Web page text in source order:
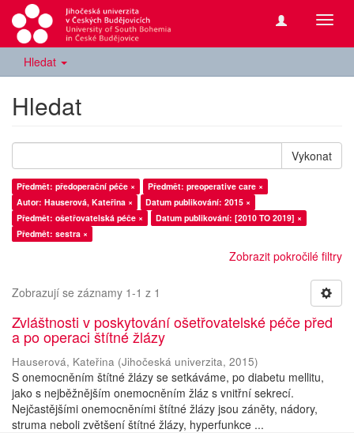
Hledat
Hledat
Vykonat
Předmět: předoperační péče ×
Předmět: preoperative care ×
Autor: Hauserová, Kateřina ×
Datum publikování: 2015 ×
Předmět: ošetřovatelská péče ×
Datum publikování: [2010 TO 2019] ×
Předmět: sestra ×
Zobrazit pokročilé filtry
Zobrazují se záznamy 1-1 z 1
Zvláštnosti v poskytování ošetřovatelské péče před
a po operaci štítné žlázy
Hauserová, Kateřina (Jihočeská univerzita, 2015)
S onemocněním štítné žlázy se setkáváme, po diabetu mellitu,
jako s nejběžnějším onemocněním žláz s vnitřní sekrecí.
Nejčastějšími onemocněními štítné žlázy jsou záněty, nádory,
struma neboli zvětšení štítné žlázy, hyperfunkce ...